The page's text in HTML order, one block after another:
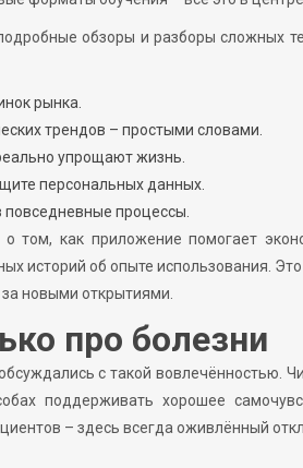
обзоры и разборы сложных
рынка.
трендов – простыми словами.
упрощают жизнь.
персональных данных.
процессы.
о том, как приложение помогает
историй об опыте использования.
за новыми открытиями.
про болезни
с такой вовлечённостью.
поддерживать хорошее
– здесь всегда оживлённый